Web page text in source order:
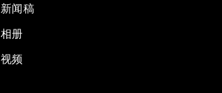
新闻稿
相册
视频